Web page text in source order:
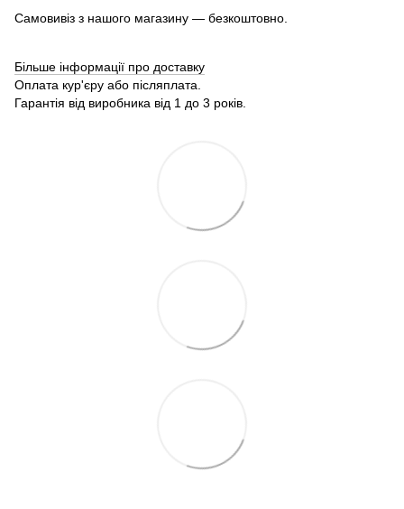
Самовивіз з нашого магазину — безкоштовно.
Більше інформації про доставку
Оплата кур'єру або післяплата.
Гарантія від виробника від 1 до 3 років.